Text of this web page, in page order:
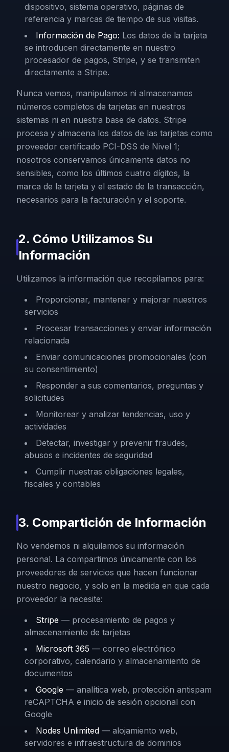
dispositivo, sistema operativo, páginas de
referencia y marcas de tiempo de sus visitas.
Información de Pago: Los datos de la tarjeta
se introducen directamente en nuestro
procesador de pagos, Stripe, y se transmiten
directamente a Stripe.
Nunca vemos, manipulamos ni almacenamos
números completos de tarjetas en nuestros
sistemas ni en nuestra base de datos. Stripe
procesa y almacena los datos de las tarjetas como
proveedor certificado PCI-DSS de Nivel 1;
nosotros conservamos únicamente datos no
sensibles, como los últimos cuatro dígitos, la
marca de la tarjeta y el estado de la transacción,
necesarios para la facturación y el soporte.
2. Cómo Utilizamos Su
Información
Utilizamos la información que recopilamos para:
Proporcionar, mantener y mejorar nuestros
servicios
Procesar transacciones y enviar información
relacionada
Enviar comunicaciones promocionales (con
su consentimiento)
Responder a sus comentarios, preguntas y
solicitudes
Monitorear y analizar tendencias, uso y
actividades
Detectar, investigar y prevenir fraudes,
abusos e incidentes de seguridad
Cumplir nuestras obligaciones legales,
fiscales y contables
3. Compartición de Información
No vendemos ni alquilamos su información
personal. La compartimos únicamente con los
proveedores de servicios que hacen funcionar
nuestro negocio, y solo en la medida en que cada
proveedor la necesite:
Stripe — procesamiento de pagos y
almacenamiento de tarjetas
Microsoft 365 — correo electrónico
corporativo, calendario y almacenamiento de
documentos
Google — analítica web, protección antispam
reCAPTCHA e inicio de sesión opcional con
Google
Nodes Unlimited — alojamiento web,
servidores e infraestructura de dominios